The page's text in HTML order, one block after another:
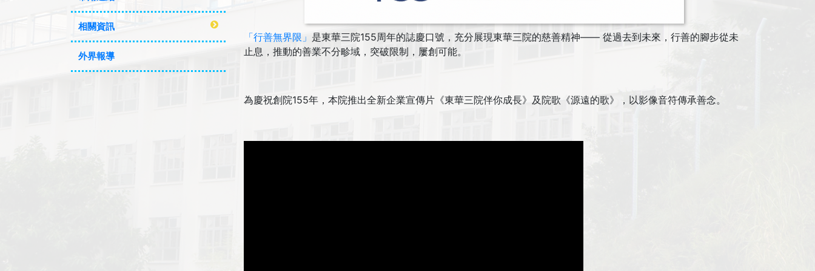
相關資訊
外界報導
「行善無界限」 是東華三院155周年的誌慶口號，充分展現東華三院的慈善精神—— 從過去到未來，行善的腳步從未
止息，推動的善業不分畛域，突破限制，屢創可能。
為慶祝創院155年，本院推出全新企業宣傳片《東華三院伴你成長》及院歌《源遠的歌》，以影像音符傳承善念。